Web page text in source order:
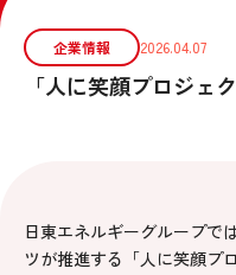
企業情報 2026.04.07
「人に笑顔プロジェ
日東エネルギーグループで
ツが推進する「人に笑顔プ